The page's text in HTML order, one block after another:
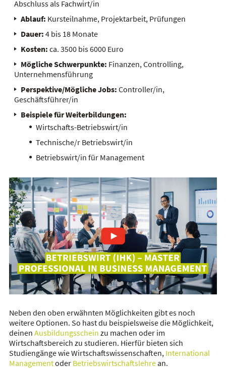
Abschluss als Fachwirt/in
Ablauf: Kursteilnahme, Projektarbeit, Prüfungen
Dauer: 4 bis 18 Monate
Kosten: ca. 3500 bis 6000 Euro
Mögliche Schwerpunkte: Finanzen, Controlling,
Unternehmensführung
Perspektive/Mögliche Jobs: Controller/in,
Geschäftsführer/in
Beispiele für Weiterbildungen:
Wirtschafts-Betriebswirt/in
Technische/r Betriebswirt/in
Betriebswirt/in für Management
Neben den oben erwähnten Möglichkeiten gibt es noch
weitere Optionen. So hast du beispielsweise die Möglichkeit,
deinen Ausbildungsschein zu machen oder im
Wirtschaftsbereich zu studieren. Hierfür bieten sich
Studiengänge wie Wirtschaftswissenschaften, International
Managementoder Betriebswirtschaftslehrean.